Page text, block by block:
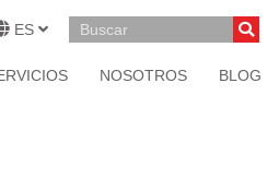
ES
NOSOTROS BLOG